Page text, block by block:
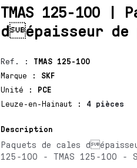
TMAS 125-100 |
dépaisseur de
Ref. : TMAS 125-100
Marque
:
SKF
Unité
:
PCE
Leuze-en-Hainaut
: 4 pièces
Description
Paquets de cales
125-100 - TMAS 125-100 -